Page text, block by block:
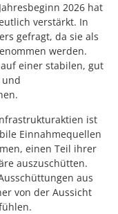
2026 hat
verstärkt. In
gefragt, da sie als
werden.
einer stabilen, gut
und
ist
Einnahmequellen
einen Teil ihrer
auszuschütten.
aus
von der Aussicht